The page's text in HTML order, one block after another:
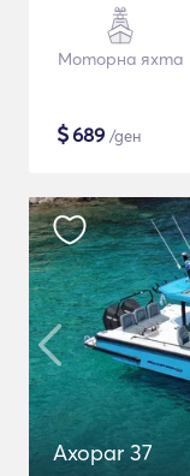
Моторна яхта
$689 /ден
Axopar 37